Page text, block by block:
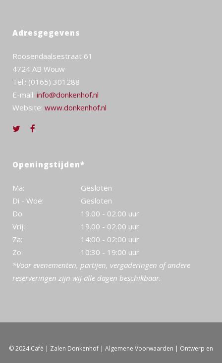
Adresgegevens
Roosendaalsestraat 61
4724 AB Wouw
Tel.: (0165) 301288
E-mail: info@donkenhof.nl
Website: www.donkenhof.nl
Openingstijden*
Ma:
Gesloten
Di - Woe:
Gesloten
Do:
19.00 - 02.00 uur
Vrij:
19.00 - 02.00 uur
Za:
14:00 - 02:00 uur
Zo:
10:30 - 19:00 uur
*Voor evenementen, partijen, vergaderingen of andere
reserveringen zijn wij alle dagen beschikbaar.
© 2024 Café | Zalen Donkenhof | Algemene Voorwaarden | Ontwerp en